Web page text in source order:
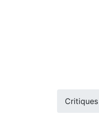
Critiques